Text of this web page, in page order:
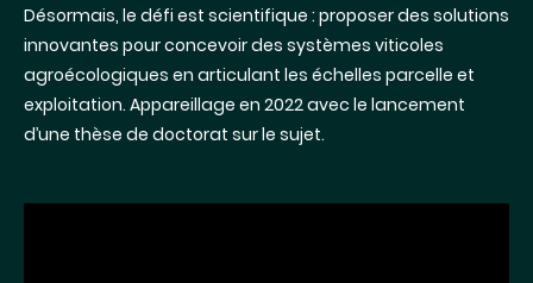
Désormais, le défi est scientifique : proposer des solutions
innovantes pour concevoir des systèmes viticoles
agroécologiques en articulant les échelles parcelle et
exploitation. Appareillage en 2022 avec le lancement
d’une thèse de doctorat sur le sujet.